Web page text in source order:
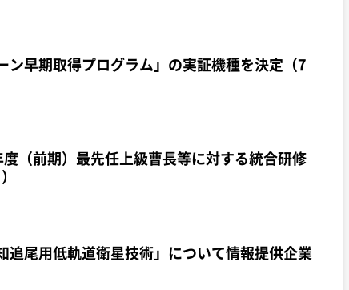
ン早期取得プログラム」の実証機種を決定（7
（前期）最先任上級曹長等に対する統合研修
追尾用低軌道衛星技術」について情報提供企業